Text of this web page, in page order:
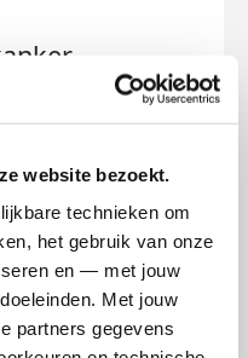
website bezoekt.
technieken om
het gebruik van onze
en — met jouw
Met jouw
partners gegevens
dat ik